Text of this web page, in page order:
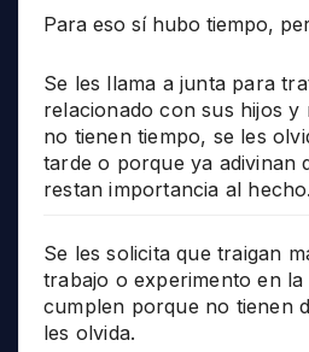
Para eso sí hubo tiempo,
Se les llama a junta para
relacionado con sus hijos
no tienen tiempo, se les
tarde o porque ya adivinan
restan importancia al hecho.
Se les solicita que traigan
trabajo o experimento en
cumplen porque no tienen
les olvida.